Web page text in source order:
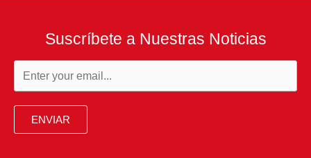
Suscríbete a Nuestras Noticias
ENVIAR